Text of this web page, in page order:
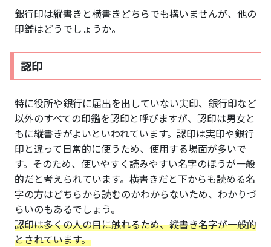
銀行印は縦書きと横書きどちらでも構いませんが、他の
印鑑はどうでしょうか。
認印
特に役所や銀行に届出を出していない実印、銀行印など
以外のすべての印鑑を認印と呼びますが、認印は男女と
もに縦書きがよいといわれています。認印は実印や銀行
印と違って日常的に使うため、使用する場面が多いで
す。そのため、使いやすく読みやすい名字のほうが一般
的だと考えられています。横書きだと下からも読める名
字の方はどちらから読むのかわからないため、わかりづ
らいのもあるでしょう。
認印は多くの人の目に触れるため、縦書き名字が一般的
とされています。